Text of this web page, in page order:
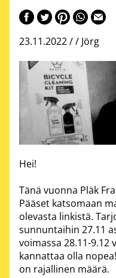
23.11.2022 / / Jörg
Hei!
Tänä vuonna Pläk
Pääset katsomaan
olevasta linkistä.
sunnuntaihin 27.11
voimassa 28.11-9.12
kannattaa olla
on rajallinen määrä.